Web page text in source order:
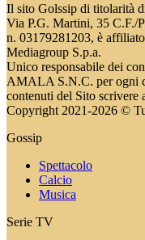
Il sito Golssip di titolarità
Via P.G. Martini, 35 C.F./
n. 03179281203, è
Mediagroup S.p.a.
Unico responsabile dei
AMALA S.N.C. per ogni
contenuti del Sito scrivere
Copyright 2021-2026 ©
Gossip
Spettacolo
Calcio
Musica
Serie TV